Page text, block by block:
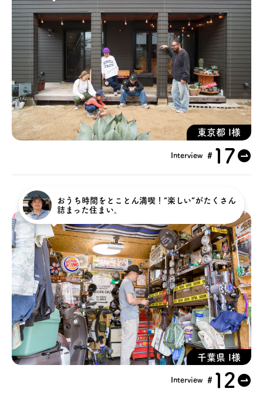
SDGs
プライバシーポリシー
モデルハウス見学・ご予約
お問い合わせ
資料請求
オンライン無料相談
お電話
営業時間: AM9:30-PM8:00
定休: 水曜・第一火曜
船橋スタジオ 0120-787-221
さいたまスタジオ 0120-757-221
公式アカウント
東京都 I様
Interview #17
千葉県 I様
おうち時間をとことん満喫！“楽しい”がたくさん
詰まった住まい。
Interview #12